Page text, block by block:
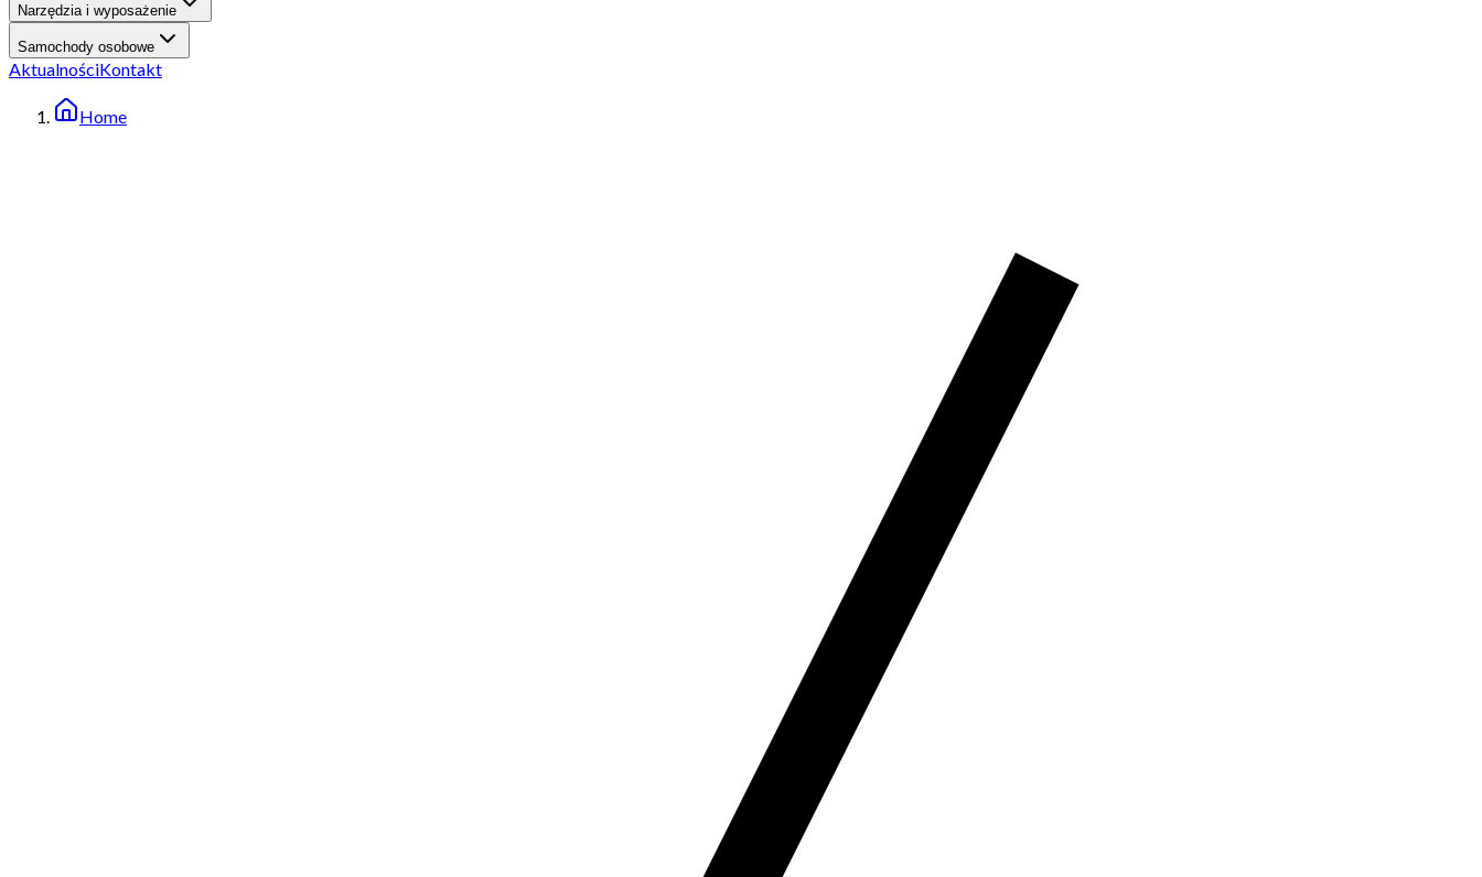
Narzędzia i wyposażenie
Samochody osobowe
AktualnościKontakt
Home